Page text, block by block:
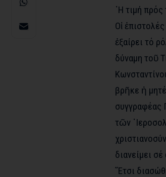
῾Η τιμή
Οἱ
ἐξαίρει τό
δύναμη τοῦ
βρῆκε ἡ
συγγραφέας
τῶν
διανείμει
῎Ετσι